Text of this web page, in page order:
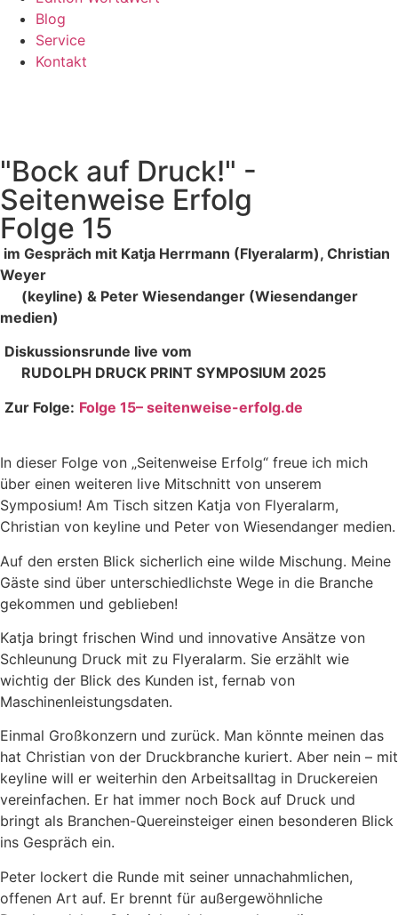
Blog
Service
Kontakt
"Bock auf Druck!" -
Seitenweise Erfolg
Folge 15
im Gespräch mit Katja Herrmann (Flyeralarm), Christian
Weyer
(keyline) & Peter Wiesendanger (Wiesendanger
medien)
Diskussionsrunde live vom
RUDOLPH DRUCK PRINT SYMPOSIUM 2025
Zur Folge: Folge 15– seitenweise-erfolg.de
In dieser Folge von „Seitenweise Erfolg“ freue ich mich
über einen weiteren live Mitschnitt von unserem
Symposium! Am Tisch sitzen Katja von Flyeralarm,
Christian von keyline und Peter von Wiesendanger medien.
Auf den ersten Blick sicherlich eine wilde Mischung. Meine
Gäste sind über unterschiedlichste Wege in die Branche
gekommen und geblieben!
Katja bringt frischen Wind und innovative Ansätze von
Schleunung Druck mit zu Flyeralarm. Sie erzählt wie
wichtig der Blick des Kunden ist, fernab von
Maschinenleistungsdaten.
Einmal Großkonzern und zurück. Man könnte meinen das
hat Christian von der Druckbranche kuriert. Aber nein – mit
keyline will er weiterhin den Arbeitsalltag in Druckereien
vereinfachen. Er hat immer noch Bock auf Druck und
bringt als Branchen-Quereinsteiger einen besonderen Blick
ins Gespräch ein.
Peter lockert die Runde mit seiner unnachahmlichen,
offenen Art auf. Er brennt für außergewöhnliche